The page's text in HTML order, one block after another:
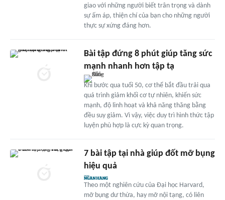
giao với những người biết trân trọng và dành
sự ấm áp, thiện chí của bạn cho những người
thực sự xứng đáng hơn.
Bài tập đứng 8 phút giúp tăng sức
mạnh nhanh hơn tập tạ
Khi bước qua tuổi 50, cơ thể bắt đầu trải qua
quá trình giảm khối cơ tự nhiên, khiến sức
mạnh, độ linh hoạt và khả năng thăng bằng
đều suy giảm. Vì vậy, việc duy trì hình thức tập
luyện phù hợp là cực kỳ quan trọng.
7 bài tập tại nhà giúp đốt mỡ bụng
hiệu quả
Theo một nghiên cứu của Đại học Harvard,
mỡ bụng dư thừa, hay mỡ nội tạng, có liên